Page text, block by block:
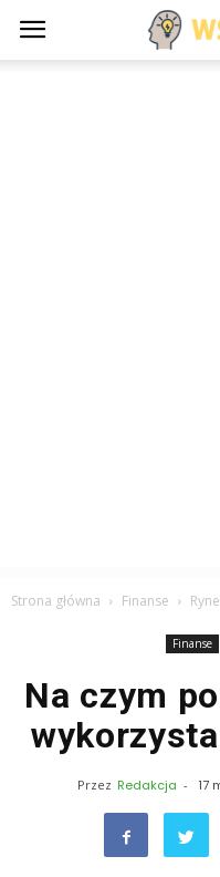
Strona główna Finanse
Finanse
Na czym
Przez Redakcja - 17